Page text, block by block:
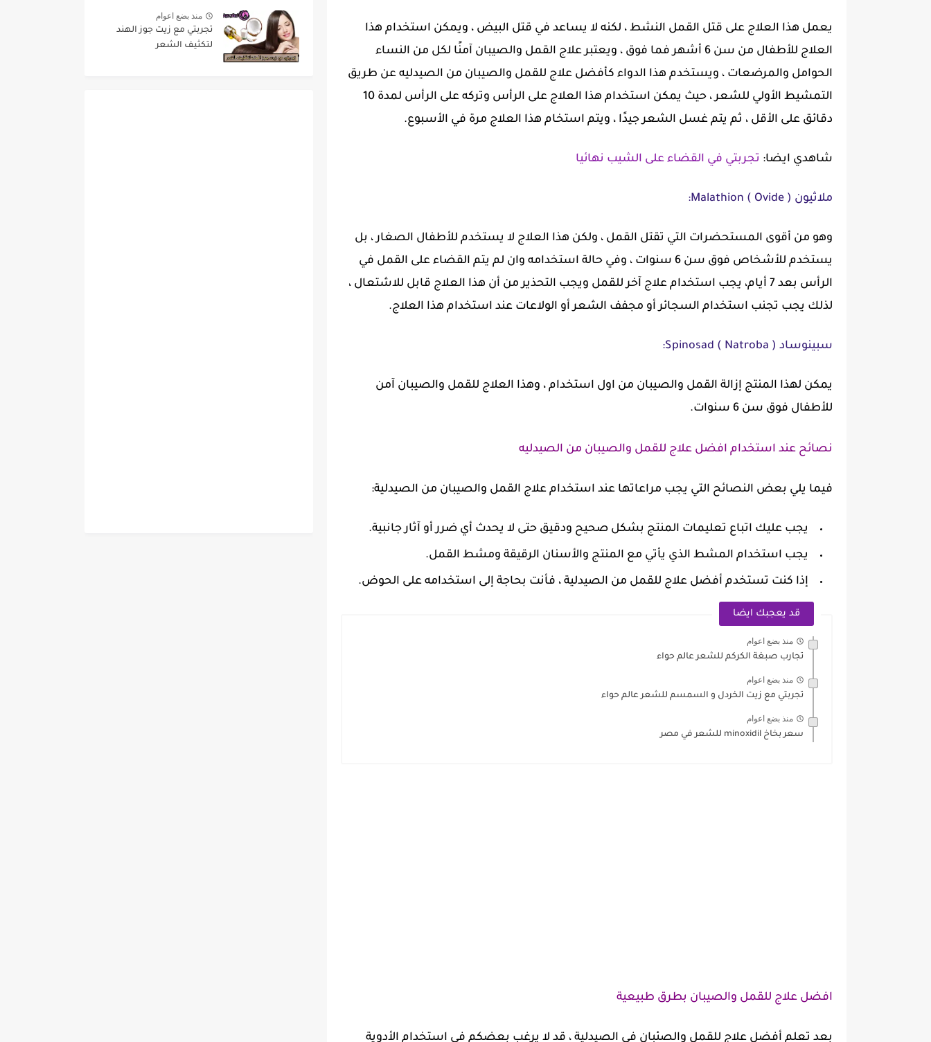
يعمل هذا العلاج على قتل القمل النشط ، لكنه لا يساعد في قتل البيض ، ويمكن استخدام هذا
العلاج للأطفال من سن 6 أشهر فما فوق ، ويعتبر علاج القمل والصيبان آمنًا لكل من النساء
الحوامل والمرضعات ، ويستخدم هذا الدواء كأفضل علاج للقمل والصيبان من الصيدليه عن طريق
التمشيط الأولي للشعر ، حيث يمكن استخدام هذا العلاج على الرأس وتركه على الرأس لمدة 10
دقائق على الأقل ، ثم يتم غسل الشعر جيدًا ، ويتم استخام هذا العلاج مرة في الأسبوع.
شاهدي ايضا: تجربتي في القضاء على الشيب نهائيا
ملاثيون ( Malathion ( Ovide:
وهو من أقوى المستحضرات التي تقتل القمل ، ولكن هذا العلاج لا يستخدم للأطفال الصغار ، بل
يستخدم للأشخاص فوق سن 6 سنوات ، وفي حالة استخدامه وان لم يتم القضاء على القمل في
الرأس بعد 7 أيام، يجب استخدام علاج آخر للقمل ويجب التحذير من أن هذا العلاج قابل للاشتعال ،
لذلك يجب تجنب استخدام السجائر أو مجفف الشعر أو الولاعات عند استخدام هذا العلاج.
سبينوساد ( Spinosad ( Natroba:
يمكن لهذا المنتج إزالة القمل والصيبان من اول استخدام ، وهذا العلاج للقمل والصيبان آمن
للأطفال فوق سن 6 سنوات.
نصائح عند استخدام افضل علاج للقمل والصيبان من الصيدليه
فيما يلي بعض النصائح التي يجب مراعاتها عند استخدام علاج القمل والصيبان من الصيدلية:
يجب عليك اتباع تعليمات المنتج بشكل صحيح ودقيق حتى لا يحدث أي ضرر أو آثار جانبية.
يجب استخدام المشط الذي يأتي مع المنتج والأسنان الرقيقة ومشط القمل.
إذا كنت تستخدم أفضل علاج للقمل من الصيدلية ، فأنت بحاجة إلى استخدامه على الحوض.
قد يعجبك ايضا
منذ بضع اعوام
تجارب صبغة الكركم للشعر عالم حواء
منذ بضع اعوام
تجربتي مع زيت الخردل و السمسم للشعر عالم حواء
منذ بضع اعوام
سعر بخاخ minoxidil للشعر في مصر
افضل علاج للقمل والصيبان بطرق طبيعية
بعد تعلم أفضل علاج للقمل والصئبان في الصيدلية ، قد لا يرغب بعضكم في استخدام الأدوية
منذ بضع اعوام
تجربتي مع زيت جوز الهند
لتكثيف الشعر